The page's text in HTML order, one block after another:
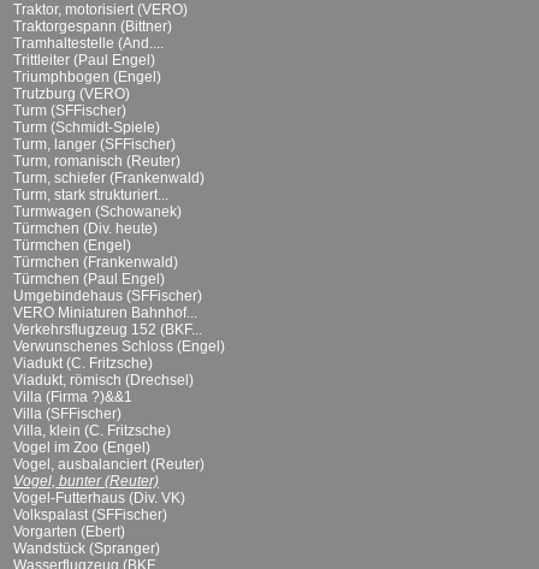
Traktor, motorisiert (VERO)
Traktorgespann (Bittner)
Tramhaltestelle (And....
Trittleiter (Paul Engel)
Triumphbogen (Engel)
Trutzburg (VERO)
Turm (SFFischer)
Turm (Schmidt-Spiele)
Turm, langer (SFFischer)
Turm, romanisch (Reuter)
Turm, schiefer (Frankenwald)
Turm, stark strukturiert...
Turmwagen (Schowanek)
Türmchen (Div. heute)
Türmchen (Engel)
Türmchen (Frankenwald)
Türmchen (Paul Engel)
Umgebindehaus (SFFischer)
VERO Miniaturen Bahnhof...
Verkehrsflugzeug 152 (BKF...
Verwunschenes Schloss (Engel)
Viadukt (C. Fritzsche)
Viadukt, römisch (Drechsel)
Villa (Firma ?)&&1
Villa (SFFischer)
Villa, klein (C. Fritzsche)
Vogel im Zoo (Engel)
Vogel, ausbalanciert (Reuter)
Vogel, bunter (Reuter)
Vogel-Futterhaus (Div. VK)
Volkspalast (SFFischer)
Vorgarten (Ebert)
Wandstück (Spranger)
Wasserflugzeug (BKF